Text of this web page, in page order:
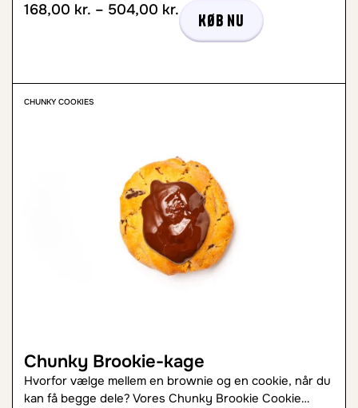
168,00 kr. – 504,00 kr.
Køb nu
CHUNKY COOKIES
Chunky Brookie-kage
Hvorfor vælge mellem en brownie og en cookie, når du
kan få begge dele? Vores Chunky Brookie Cookie…